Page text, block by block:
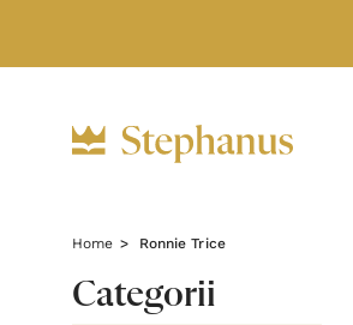
Home Ronnie Trice
Categorii